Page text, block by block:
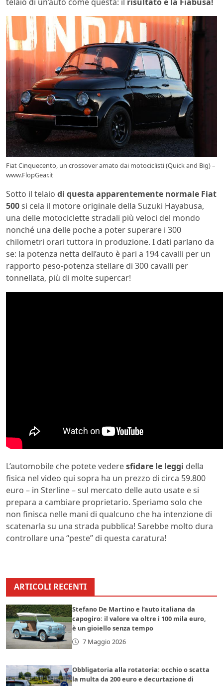
Fiat Cinquecento, un crossover amato dai motociclisti (Quick and Big) –
www.FlopGear.it
Sotto il telaio di questa apparentemente normale Fiat
500si cela il motore originale della Suzuki Hayabusa,
una delle motociclette stradali più veloci del mondo
nonché una delle poche a poter superare i 300
chilometri orari tuttora in produzione. I dati parlano da
se: la potenza netta dell’auto è pari a 194 cavalli per un
rapporto peso-potenza stellare di 300 cavalli per
tonnellata, più di molte supercar!
L’automobile che potete vederesfidare le leggi della
fisica nel video qui sopra ha un prezzo di circa 59.800
euro – in Sterline – sul mercato delle auto usate e si
prepara a cambiare proprietario. Speriamo solo che
non finisca nelle mani di qualcuno che ha intenzione di
scatenarla su una strada pubblica! Sarebbe molto dura
controllare una “peste” di questa caratura!
ARTICOLI RECENTI
Stefano De Martino e l’auto italiana da
capogiro: il valore va oltre i 100 mila euro,
è un gioiello senza tempo
7 Maggio 2026
Obbligatoria alla rotatoria: occhio o scatta
la multa da 200 euro e decurtazione di